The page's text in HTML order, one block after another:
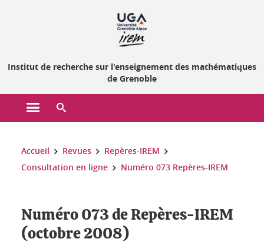
Institut de recherche sur l'enseignement des mathématiques
de Grenoble
Ouvrir le menu principal
Vous êtes ici :
Accueil Revues
Repères-IREM
Consultation en ligne
Numéro 073 Repères-IREM
Numéro 073 de Repères-IREM
(octobre 2008)